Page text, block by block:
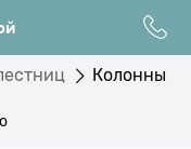
Колонны